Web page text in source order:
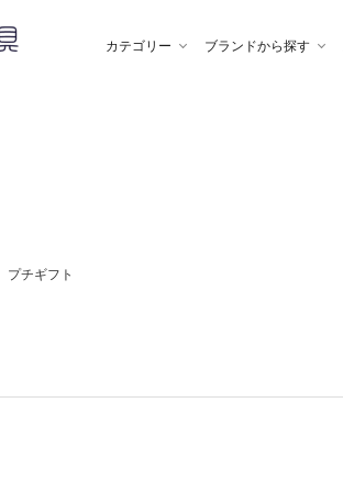
カテゴリー ブランドから探す
プチギフト